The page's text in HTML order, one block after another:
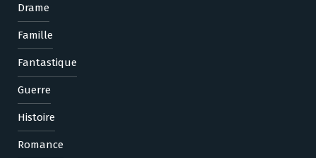
Drame
Famille
Fantastique
Guerre
Histoire
Romance